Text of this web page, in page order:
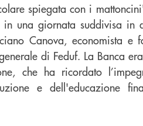
spiegata con i
una giornata suddivisa in
Canova, economista e
di Feduf. La Banca
che ha ricordato
e dell'educazione